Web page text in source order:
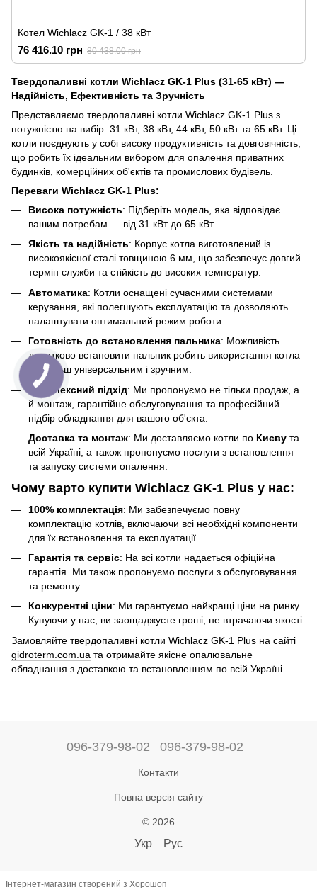
Котел Wichlacz GK-1 / 38 кВт
76 416.10 грн 80 438.00 грн
Твердопаливні котли Wichlacz GK-1 Plus (31-65 кВт) —
Надійність, Ефективність та Зручність
Представляємо твердопаливні котли Wichlacz GK-1 Plus з
потужністю на вибір: 31 кВт, 38 кВт, 44 кВт, 50 кВт та 65 кВт. Ці
котли поєднують у собі високу продуктивність та довговічність,
що робить їх ідеальним вибором для опалення приватних
будинків, комерційних об'єктів та промислових будівель.
Переваги Wichlacz GK-1 Plus:
Висока потужність: Підберіть модель, яка відповідає
вашим потребам — від 31 кВт до 65 кВт.
Якість та надійність: Корпус котла виготовлений із
високоякісної сталі товщиною 6 мм, що забезпечує довгий
термін служби та стійкість до високих температур.
Автоматика: Котли оснащені сучасними системами
керування, які полегшують експлуатацію та дозволяють
налаштувати оптимальний режим роботи.
Готовність до встановлення пальника: Можливість
додатково встановити пальник робить використання котла
ще більш універсальним і зручним.
Комплексний підхід: Ми пропонуємо не тільки продаж, а
й монтаж, гарантійне обслуговування та професійний
підбір обладнання для вашого об'єкта.
Доставка та монтаж: Ми доставляємо котли по Києву та
всій Україні, а також пропонуємо послуги з встановлення
та запуску системи опалення.
Чому варто купити Wichlacz GK-1 Plus у нас:
100% комплектація: Ми забезпечуємо повну
комплектацію котлів, включаючи всі необхідні компоненти
для їх встановлення та експлуатації.
Гарантія та сервіс: На всі котли надається офіційна
гарантія. Ми також пропонуємо послуги з обслуговування
та ремонту.
Конкурентні ціни: Ми гарантуємо найкращі ціни на ринку.
Купуючи у нас, ви заощаджуєте гроші, не втрачаючи якості.
Замовляйте твердопаливні котли Wichlacz GK-1 Plus на сайті
gidroterm.com.ua та отримайте якісне опалювальне
обладнання з доставкою та встановленням по всій Україні.
096-379-98-02 096-379-98-02
Контакти
Повна версія сайту
© 2026
Укр Рус
Інтернет-магазин створений з Хорошоп